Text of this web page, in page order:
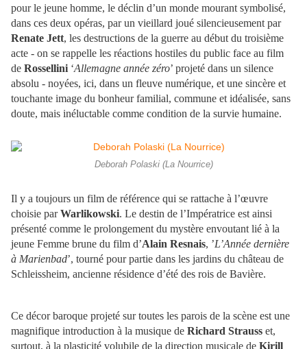
pour le jeune homme, le déclin d’un monde mourant symbolisé,
dans ces deux opéras, par un vieillard joué silencieusement par
Renate Jett, les destructions de la guerre au début du troisième
acte - on se rappelle les réactions hostiles du public face au film
de Rossellini ‘Allemagne année zéro’ projeté dans un silence
absolu - noyées, ici, dans un fleuve numérique, et une sincère et
touchante image du bonheur familial, commune et idéalisée, sans
doute, mais inéluctable comme condition de la survie humaine.
Deborah Polaski (La Nourrice)
Il y a toujours un film de référence qui se rattache à l’œuvre
choisie parWarlikowski. Le destin de l’Impératrice est ainsi
présenté comme le prolongement du mystère envoutant lié à la
jeune Femme brune du film d’Alain Resnais, ’L’Année dernière
à Marienbad’, tourné pour partie dans les jardins du château de
Schleissheim, ancienne résidence d’été des rois de Bavière.
Ce décor baroque projeté sur toutes les parois de la scène est une
magnifique introduction à la musique de Richard Strauss et,
surtout, à la plasticité volubile de la direction musicale de Kirill